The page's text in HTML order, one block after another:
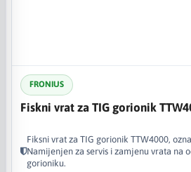
FRONIUS
Fiskni vrat za TIG gorionik
Fiksni vrat za TIG gorionik TTW4000,
Namijenjen za servis i zamjenu vrata na
gorioniku.